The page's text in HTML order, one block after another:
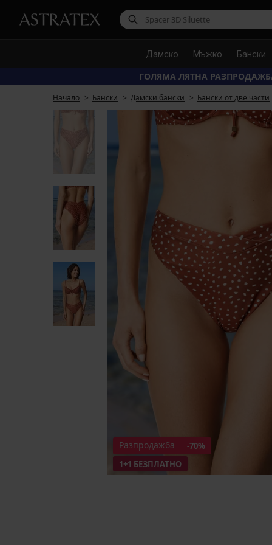
Дамско Мъжко Бански
ГОЛЯМА ЛЯТНА
Начало Бански Дамски бански Бански от две части
Разпродажба
-70%
1+1 БЕЗПЛАТНО